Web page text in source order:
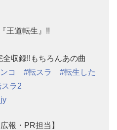
王道転生』!!
収録!!もちろんあの曲
コ #転スラ
#転生した
ラ2
報・PR担当】